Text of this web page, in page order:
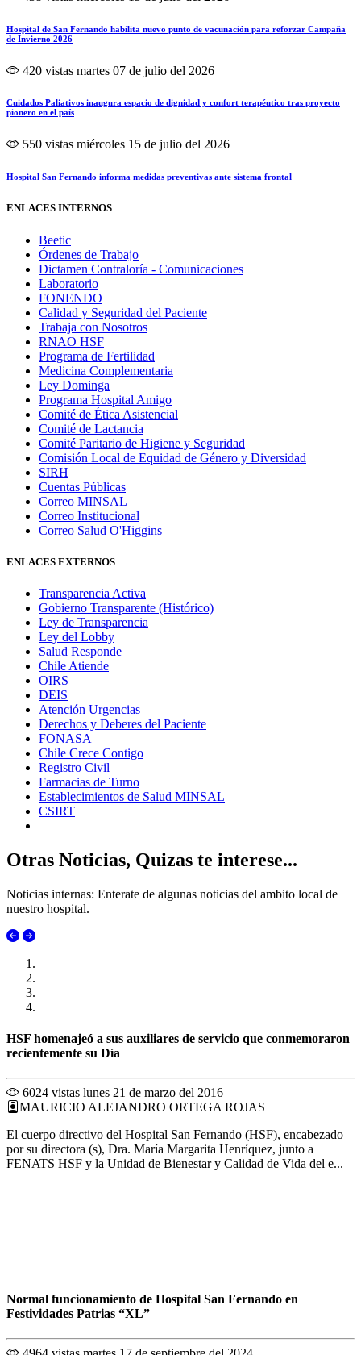
Hospital de San Fernando habilita nuevo punto de vacunación para reforzar Campaña
de Invierno 2026
420 vistas martes 07 de julio del 2026
Cuidados Paliativos inaugura espacio de dignidad y confort terapéutico tras proyecto
pionero en el país
550 vistas miércoles 15 de julio del 2026
Hospital San Fernando informa medidas preventivas ante sistema frontal
ENLACES INTERNOS
Beetic
Órdenes de Trabajo
Dictamen Contraloría - Comunicaciones
Laboratorio
FONENDO
Calidad y Seguridad del Paciente
Trabaja con Nosotros
RNAO HSF
Programa de Fertilidad
Medicina Complementaria
Ley Dominga
Programa Hospital Amigo
Comité de Ética Asistencial
Comité de Lactancia
Comité Paritario de Higiene y Seguridad
Comisión Local de Equidad de Género y Diversidad
SIRH
Cuentas Públicas
Correo MINSAL
Correo Institucional
Correo Salud O'Higgins
ENLACES EXTERNOS
Transparencia Activa
Gobierno Transparente (Histórico)
Ley de Transparencia
Ley del Lobby
Salud Responde
Chile Atiende
OIRS
DEIS
Atención Urgencias
Derechos y Deberes del Paciente
FONASA
Chile Crece Contigo
Registro Civil
Farmacias de Turno
Establecimientos de Salud MINSAL
CSIRT
Otras Noticias, Quizas te interese...
Noticias internas: Enterate de algunas noticias del ambito local de
nuestro hospital.
HSF homenajeó a sus auxiliares de servicio que conmemoraron
recientemente su Día
6024 vistas lunes 21 de marzo del 2016
MAURICIO ALEJANDRO ORTEGA ROJAS
El cuerpo directivo del Hospital San Fernando (HSF), encabezado
por su directora (s), Dra. María Margarita Henríquez, junto a
FENATS HSF y la Unidad de Bienestar y Calidad de Vida del e...
Normal funcionamiento de Hospital San Fernando en
Festividades Patrias “XL”